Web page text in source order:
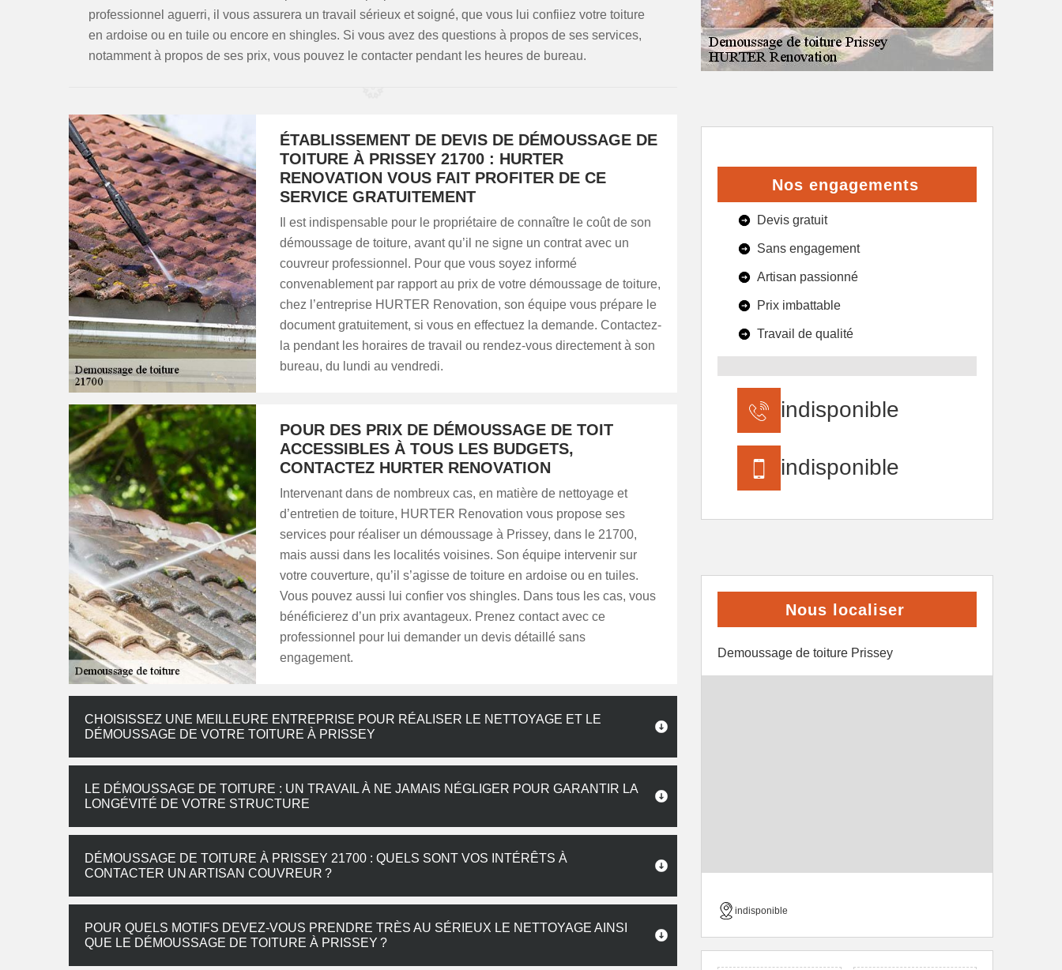
professionnel aguerri, il vous assurera un travail sérieux et soigné, que vous lui confiiez votre toiture
en ardoise ou en tuile ou encore en shingles. Si vous avez des questions à propos de ses services,
notamment à propos de ses prix, vous pouvez le contacter pendant les heures de bureau.
ÉTABLISSEMENT DE DEVIS DE DÉMOUSSAGE DE
TOITURE À PRISSEY 21700 : HURTER
RENOVATION VOUS FAIT PROFITER DE CE
SERVICE GRATUITEMENT
Il est indispensable pour le propriétaire de connaître le coût de son
démoussage de toiture, avant qu’il ne signe un contrat avec un
couvreur professionnel. Pour que vous soyez informé
convenablement par rapport au prix de votre démoussage de toiture,
chez l’entreprise HURTER Renovation, son équipe vous prépare le
document gratuitement, si vous en effectuez la demande. Contactez-
la pendant les horaires de travail ou rendez-vous directement à son
bureau, du lundi au vendredi.
POUR DES PRIX DE DÉMOUSSAGE DE TOIT
ACCESSIBLES À TOUS LES BUDGETS,
CONTACTEZ HURTER RENOVATION
Intervenant dans de nombreux cas, en matière de nettoyage et
d’entretien de toiture, HURTER Renovation vous propose ses
services pour réaliser un démoussage à Prissey, dans le 21700,
mais aussi dans les localités voisines. Son équipe intervenir sur
votre couverture, qu’il s’agisse de toiture en ardoise ou en tuiles.
Vous pouvez aussi lui confier vos shingles. Dans tous les cas, vous
bénéficierez d’un prix avantageux. Prenez contact avec ce
professionnel pour lui demander un devis détaillé sans
engagement.
CHOISISSEZ UNE MEILLEURE ENTREPRISE POUR RÉALISER LE NETTOYAGE ET LE
DÉMOUSSAGE DE VOTRE TOITURE À PRISSEY
LE DÉMOUSSAGE DE TOITURE : UN TRAVAIL À NE JAMAIS NÉGLIGER POUR GARANTIR LA
LONGÉVITÉ DE VOTRE STRUCTURE
DÉMOUSSAGE DE TOITURE À PRISSEY 21700 : QUELS SONT VOS INTÉRÊTS À
CONTACTER UN ARTISAN COUVREUR ?
POUR QUELS MOTIFS DEVEZ-VOUS PRENDRE TRÈS AU SÉRIEUX LE NETTOYAGE AINSI
QUE LE DÉMOUSSAGE DE TOITURE À PRISSEY ?
Nos engagements
Devis gratuit
Sans engagement
Artisan passionné
Prix imbattable
Travail de qualité
indisponible
indisponible
Nous localiser
Demoussage de toiture Prissey
indisponible